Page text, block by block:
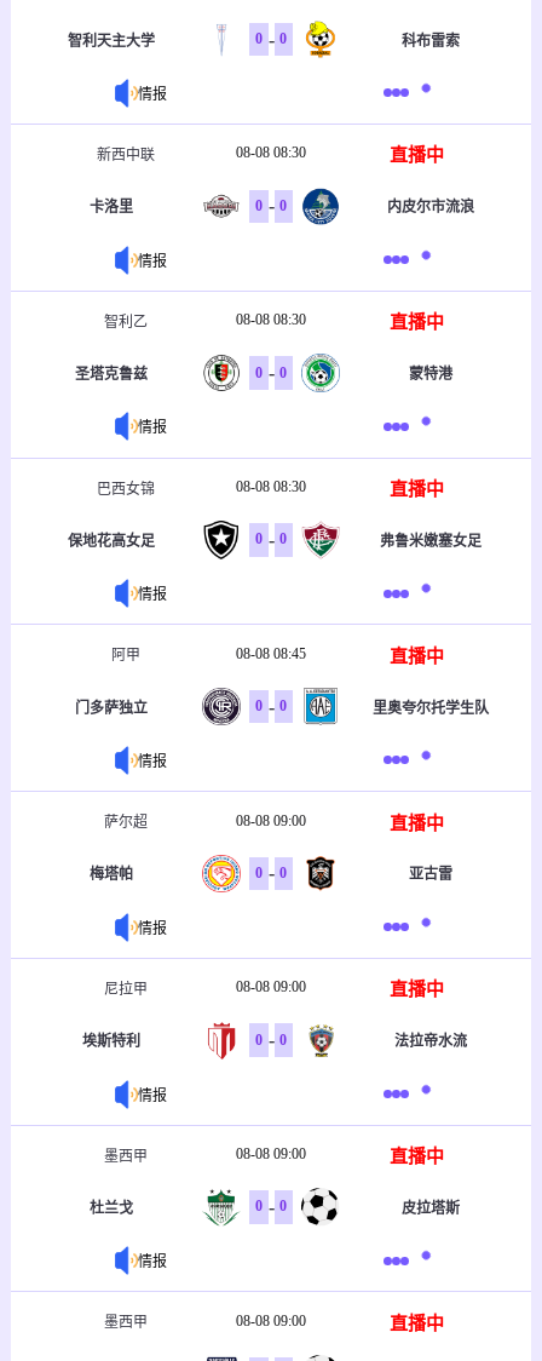
智利天主大学 0 - 0 科布雷索
情报
新西中联 08-08 08:30 直播中
卡洛里 0 - 0 内皮尔市流浪
情报
智利乙 08-08 08:30 直播中
圣塔克鲁兹 0 - 0 蒙特港
情报
巴西女锦 08-08 08:30 直播中
保地花高女足 0 - 0 弗鲁米嫩塞女足
情报
阿甲 08-08 08:45 直播中
门多萨独立 0 - 0 里奥夸尔托学生队
情报
萨尔超 08-08 09:00 直播中
梅塔帕 0 - 0 亚古雷
情报
尼拉甲 08-08 09:00 直播中
埃斯特利 0 - 0 法拉帝水流
情报
墨西甲 08-08 09:00 直播中
杜兰戈 0 - 0 皮拉塔斯
情报
墨西甲 08-08 09:00 直播中